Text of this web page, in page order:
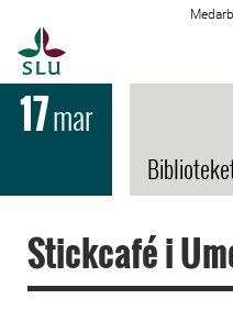
17mar
Stickcafé i